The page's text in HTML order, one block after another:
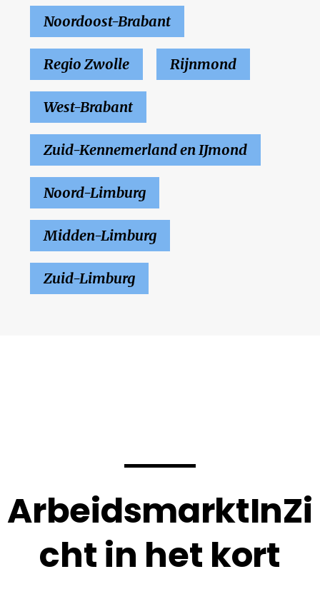
Noordoost-Brabant
Regio Zwolle Rijnmond
West-Brabant
Zuid-Kennemerland en IJmond
Noord-Limburg
Midden-Limburg
Zuid-Limburg
ArbeidsmarktInZi
cht in het kort